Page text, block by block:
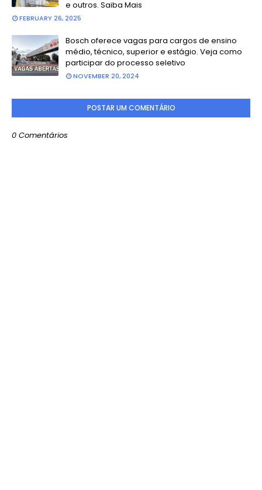
e outros. Saiba Mais
FEBRUARY 26, 2025
Bosch oferece vagas para cargos de ensino
médio, técnico, superior e estágio. Veja como
participar do processo seletivo
NOVEMBER 20, 2024
POSTAR UM COMENTÁRIO
0 Comentários